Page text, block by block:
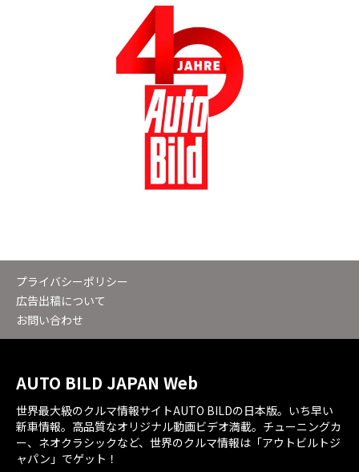
プライバシーポリシー
広告出稿について
お問い合わせ
AUTO BILD JAPAN Web
世界最大級のクルマ情報サイトAUTO BILDの日本版。いち早い
新車情報。高品質なオリジナル動画ビデオ満載。チューニングカ
ー、ネオクラシックなど、世界のクルマ情報は「アウトビルトジ
ャパン」でゲット！